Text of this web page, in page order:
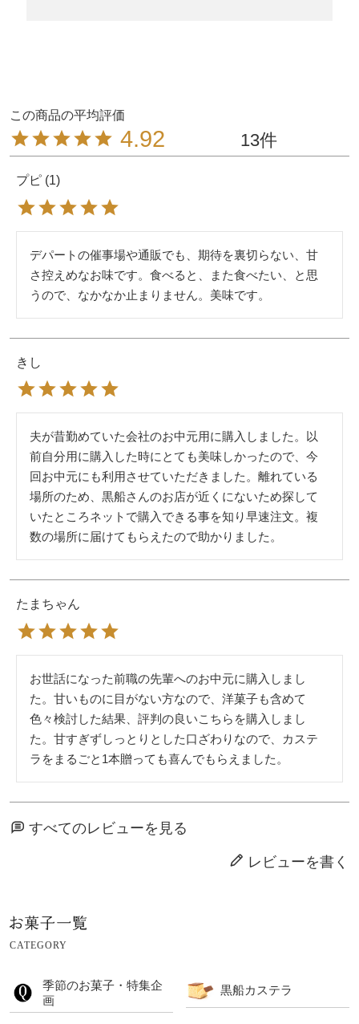
4.92 13
プピ 1
デパートの催事場や通販でも、期待を裏切らない、甘
さ控えめなお味です。食べると、また食べたい、と思
うので、なかなか止まりません。美味です。
きし
夫が昔勤めていた会社のお中元用に購入しました。以
前自分用に購入した時にとても美味しかったので、今
回お中元にも利用させていただきました。離れている
場所のため、黒船さんのお店が近くにないため探して
いたところネットで購入できる事を知り早速注文。複
数の場所に届けてもらえたので助かりました。
たまちゃん
お世話になった前職の先輩へのお中元に購入しまし
た。甘いものに目がない方なので、洋菓子も含めて
色々検討した結果、評判の良いこちらを購入しまし
た。甘すぎずしっとりとした口ざわりなので、カステ
ラをまるごと1本贈っても喜んでもらえました。
すべてのレビューを見る
レビューを書く
CATEGORY
季節のお菓子・特集企
画
黒船カステラ